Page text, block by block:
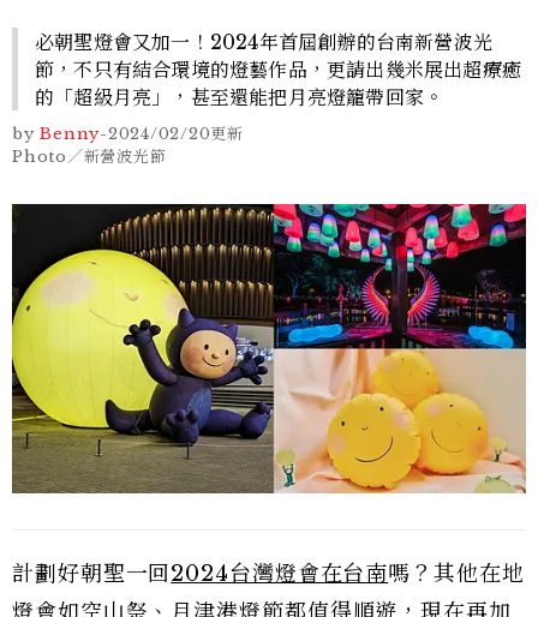
必朝聖燈會又加一！2024年首屆創辦的台南新營波光
節，不只有結合環境的燈藝作品，更請出幾米展出超療癒
的「超級月亮」，甚至還能把月亮燈籠帶回家。
by Benny-2024/02/20更新
Photo／新營波光節
計劃好朝聖一回2024台灣燈會在台南嗎？其他在地